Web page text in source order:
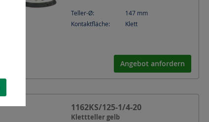
Teller-Ø: 147 mm
Kontaktfläche:
Klett
Angebot anfordern
1162KS/125-1/4-20
Klettteller gelb